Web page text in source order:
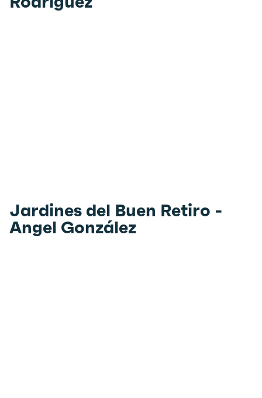
Jardines del Buen Retiro -
Angel González